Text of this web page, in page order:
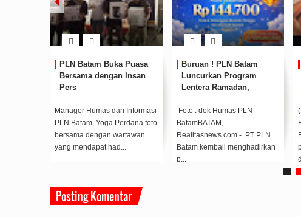
PLN Batam Buka Puasa
Bersama dengan Insan
Pers
Manager Humas dan Informasi
PLN Batam, Yoga Perdana foto
bersama dengan wartawan
yang mendapat had...
Buruan ! PLN Batam
Luncurkan Program
Lentera Ramadan,
Tambah Daya Hanya Rp
144.700
Foto : dok Humas PLN
BatamBATAM,
Realitasnews.com - PT PLN
Batam kembali menghadirkan
p...
Posting Komentar
menko airlangga
for free only a specific
Anonymousonmeriahkan hut ke 51 bp batam
They supply four variations of roulette may be} all
tremendous realistic and they supply t...